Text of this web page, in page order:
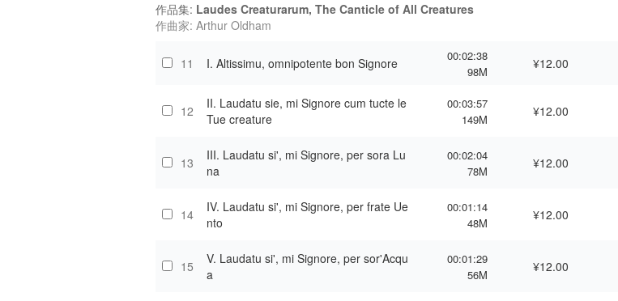
作品集: Laudes Creaturarum, The Canticle of All Creatures
作曲家: Arthur Oldham
11 I. Altissimu, omnipotente bon Signore
00:02:38
98M
¥12.00
12
II. Laudatu sie, mi Signore cum tucte le
Tue creature
00:03:57
149M
¥12.00
13
III. Laudatu si', mi Signore, per sora Lu
na
00:02:04
78M
¥12.00
14
IV. Laudatu si', mi Signore, per frate Ue
nto
00:01:14
48M
¥12.00
15
V. Laudatu si', mi Signore, per sor'Acqu
a
00:01:29
56M
¥12.00